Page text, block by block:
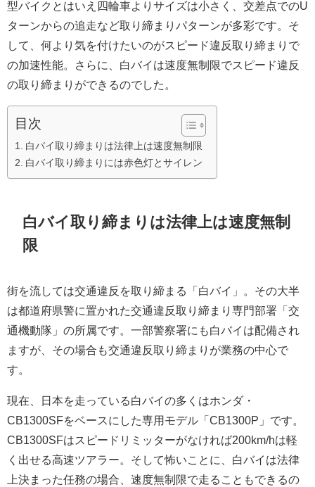
型バイクとはいえ四輪車よりサイズは小さく、交差点でのU
ターンからの追走など取り締まりパターンが多彩です。そ
して、何より気を付けたいのがスピード違反取り締まりで
の加速性能。さらに、白バイは速度無制限でスピード違反
の取り締まりができるのでした。
目次
白バイ取り締まりは法律上は速度無制限
白バイ取り締まりには赤色灯とサイレン
白バイ取り締まりは法律上は速度無制
限
街を流しては交通違反を取り締まる「白バイ」。その大半
は都道府県警に置かれた交通違反取り締まり専門部署「交
通機動隊」の所属です。一部警察署にも白バイは配備され
ますが、その場合も交通違反取り締まりが業務の中心で
す。
現在、日本を走っている白バイの多くはホンダ・
CB1300SFをベースにした専用モデル「CB1300P」です。
CB1300SFはスピードリミッターがなければ200km/hは軽
く出せる高速ツアラー。そして怖いことに、白バイは法律
上決まった任務の場合、速度無制限で走ることもできるの